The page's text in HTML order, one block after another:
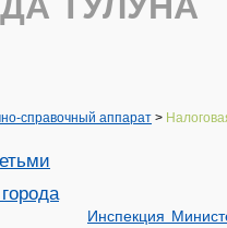
справочный аппарат >
Инспекция